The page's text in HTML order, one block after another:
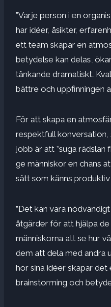
”Varje person i en
har idéer, åsikter,
ett team skapar en
betydelse kan delas,
tänkande dramatiskt.
bättre och uppfinningen
För att skapa en
respektfull konversation,
jobb är att ”suga
ge människor en chans
sätt som känns
”Det kan vara
åtgärder för att hjälpa
människorna att se hur
dem att dela med andra
hör sina idéer skapar det
brainstorming och